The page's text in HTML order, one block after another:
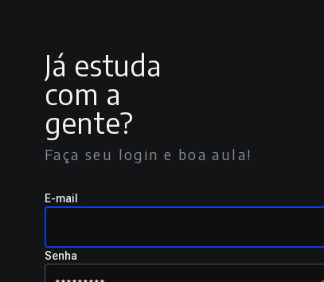
Já estuda
com a
gente?
Faça seu login e boa aula!
E-mail
Senha